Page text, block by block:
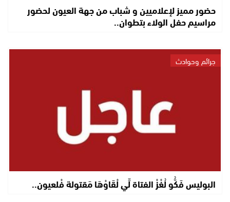
حضور مميز لإعلاميين و شباب من جهة العيون لحضور
مراسيم حفل الولاء بتطوان..
جرائم وحوادث
البوليس فَكُّو لُغْزْ الفتاة لِّي لْقَاوْهَا مَقتولة فْلعيون..